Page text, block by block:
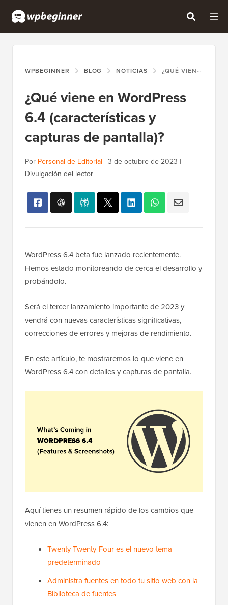
WPBEGINNER BLOG NOTICIAS ¿QUÉ VIENE EN WORDPRESS 6.4 (CARACTERÍSTICAS Y CAPTURAS DE PANTALLA)?
¿Qué viene en WordPress
6.4 (características y
capturas de pantalla)?
Por Personal de Editorial | 3 de octubre de 2023 |
Divulgación del lector
WordPress 6.4 beta fue lanzado recientemente.
Hemos estado monitoreando de cerca el desarrollo y
probándolo.
Será el tercer lanzamiento importante de 2023 y
vendrá con nuevas características significativas,
correcciones de errores y mejoras de rendimiento.
En este artículo, te mostraremos lo que viene en
WordPress 6.4 con detalles y capturas de pantalla.
Aquí tienes un resumen rápido de los cambios que
vienen en WordPress 6.4:
Twenty Twenty-Four es el nuevo tema
predeterminado
Administra fuentes en todo tu sitio web con la
Biblioteca de fuentes